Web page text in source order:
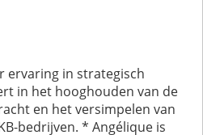
ervaring in strategisch
in het hooghouden van de
en het versimpelen van
bedrijven. * Angélique is